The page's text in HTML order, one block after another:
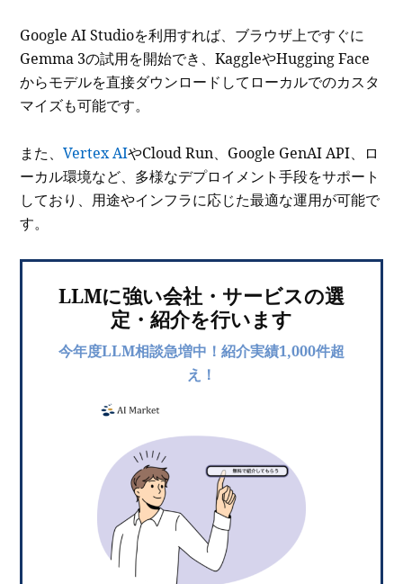
Google AI Studioを利用すれば、ブラウザ上ですぐに
Gemma 3の試用を開始でき、KaggleやHugging Face
からモデルを直接ダウンロードしてローカルでのカスタ
マイズも可能です。
また、Vertex AIやCloud Run、Google GenAI API、ロ
ーカル環境など、多様なデプロイメント手段をサポート
しており、用途やインフラに応じた最適な運用が可能で
す。
LLMに強い会社・サービスの選
定・紹介を行います
今年度LLM相談急増中！紹介実績1,000件超
え！